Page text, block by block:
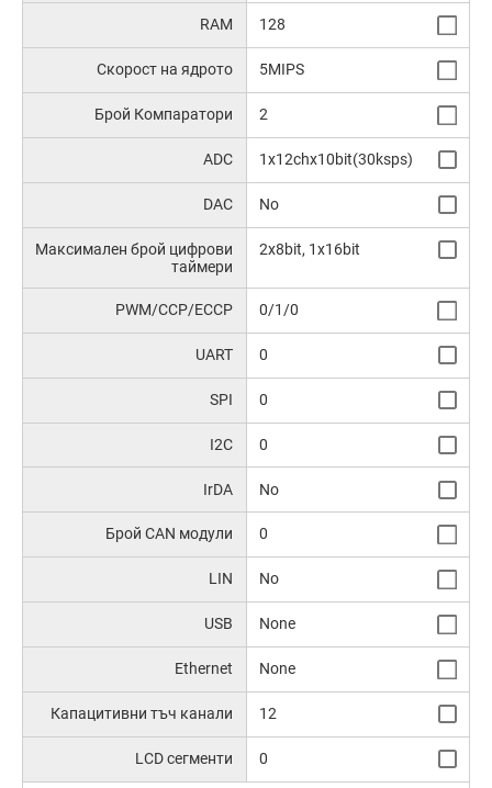
RAM 128
Скорост на ядрото 5MIPS
Брой Компаратори 2
ADC 1x12chx10bit(30ksps)
DAC No
Максимален брой цифрови
таймери
2x8bit, 1x16bit
PWM/CCP/ECCP 0/1/0
UART 0
SPI 0
I2C 0
IrDA No
Брой CAN модули 0
LIN No
USB None
Ethernet None
Капацитивни тъч канали 12
LCD сегменти 0